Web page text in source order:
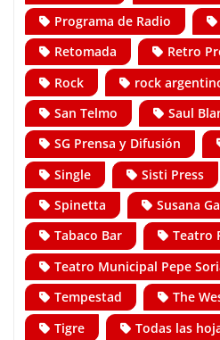
Programa de Radio
Retomada
Retro
Rock
rock
San Telmo
Saul
SG Prensa y Difusión
Single
Sisti Press
Spinetta
Susana
Tabaco Bar
Teatro
Teatro Municipal Pepe
Tempestad
The
Tigre
Todas las